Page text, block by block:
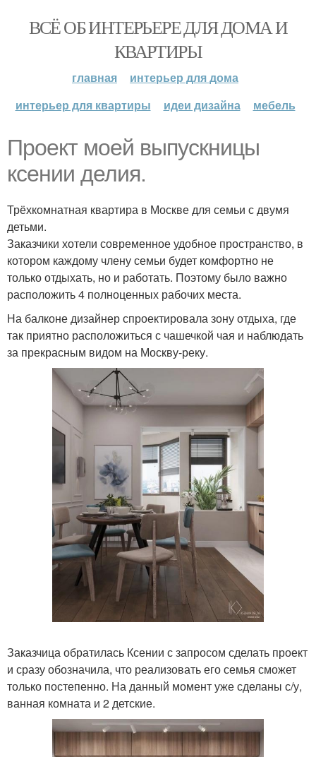
ВСЁ ОБ ИНТЕРЬЕРЕ ДЛЯ ДОМА И
КВАРТИРЫ
главная
интерьер для дома
интерьер для квартиры
идеи дизайна мебель
Проект моей выпускницы
ксении делия.
Трёхкомнатная квартира в Москве для семьи с двумя
детьми.
Заказчики хотели современное удобное пространство, в
котором каждому члену семьи будет комфортно не
только отдыхать, но и работать. Поэтому было важно
расположить 4 полноценных рабочих места.
На балконе дизайнер спроектировала зону отдыха, где
так приятно расположиться с чашечкой чая и наблюдать
за прекрасным видом на Москву-реку.
Заказчица обратилась Ксении с запросом сделать проект
и сразу обозначила, что реализовать его семья сможет
только постепенно. На данный момент уже сделаны с/у,
ванная комната и 2 детские.